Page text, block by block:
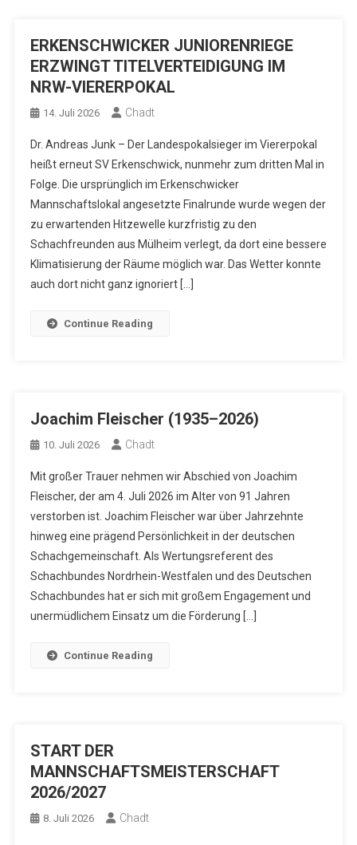
ERKENSCHWICKER JUNIORENRIEGE
ERZWINGT TITELVERTEIDIGUNG IM
NRW-VIERERPOKAL
14. Juli 2026 Chadt
Dr. Andreas Junk – Der Landespokalsieger im Viererpokal
heißt erneut SV Erkenschwick, nunmehr zum dritten Mal in
Folge. Die ursprünglich im Erkenschwicker
Mannschaftslokal angesetzte Finalrunde wurde wegen der
zu erwartenden Hitzewelle kurzfristig zu den
Schachfreunden aus Mülheim verlegt, da dort eine bessere
Klimatisierung der Räume möglich war. Das Wetter konnte
auch dort nicht ganz ignoriert […]
Continue Reading
Joachim Fleischer (1935–2026)
10. Juli 2026 Chadt
Mit großer Trauer nehmen wir Abschied von Joachim
Fleischer, der am 4. Juli 2026 im Alter von 91 Jahren
verstorben ist. Joachim Fleischer war über Jahrzehnte
hinweg eine prägend Persönlichkeit in der deutschen
Schachgemeinschaft. Als Wertungsreferent des
Schachbundes Nordrhein-Westfalen und des Deutschen
Schachbundes hat er sich mit großem Engagement und
unermüdlichem Einsatz um die Förderung […]
Continue Reading
START DER
MANNSCHAFTSMEISTERSCHAFT
2026/2027
8. Juli 2026 Chadt